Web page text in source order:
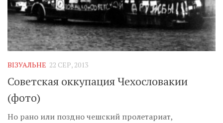
ВІЗУАЛЬНЕ 22 СЕР, 2013
Советская оккупация Чехословакии
(фото)
Но рано или поздно чешский пролетариат,